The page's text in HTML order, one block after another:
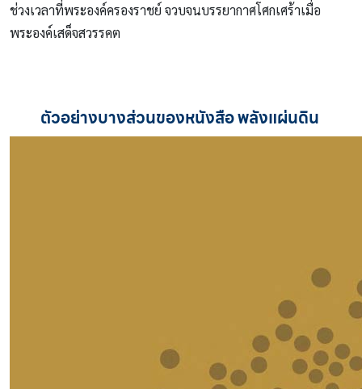
ช่วงเวลาที่พระองค์ครองราชย์ จวบจนบรรยากาศโศกเศร้าเมื่อ
พระองค์เสด็จสวรรคต
ตัวอย่างบางส่วนของหนังสือ พลังแผ่นดิน